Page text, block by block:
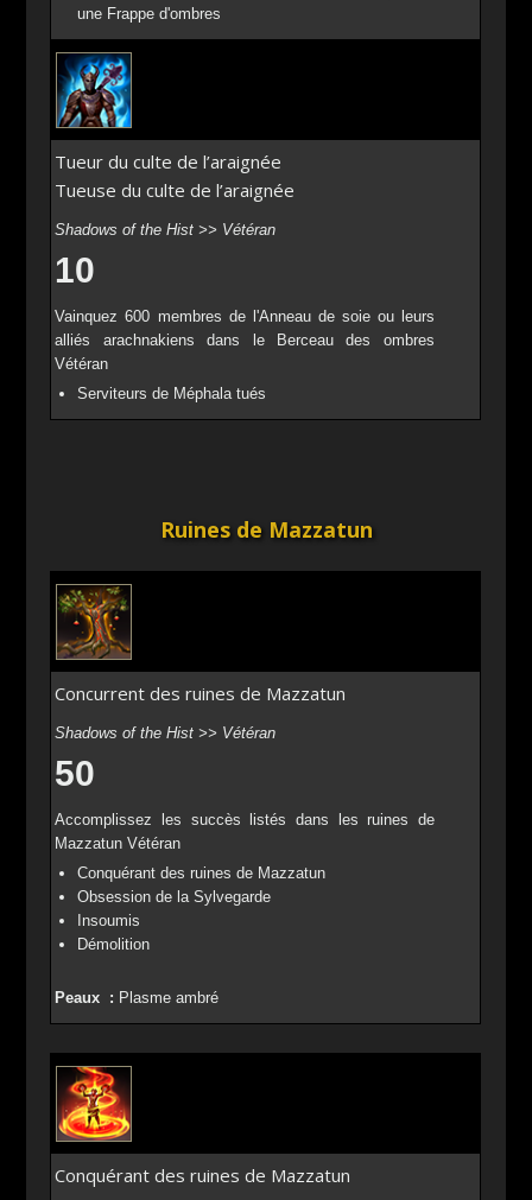
une Frappe d'ombres
Tueur du culte de l’araignée
Tueuse du culte de l’araignée
Shadows of the Hist >> Vétéran
10
Vainquez 600 membres de l'Anneau de soie ou leurs
alliés arachnakiens dans le Berceau des ombres
Vétéran
Serviteurs de Méphala tués
Ruines de Mazzatun
Concurrent des ruines de Mazzatun
Shadows of the Hist >> Vétéran
50
Accomplissez les succès listés dans les ruines de
Mazzatun Vétéran
Conquérant des ruines de Mazzatun
Obsession de la Sylvegarde
Insoumis
Démolition
Peaux : Plasme ambré
Conquérant des ruines de Mazzatun